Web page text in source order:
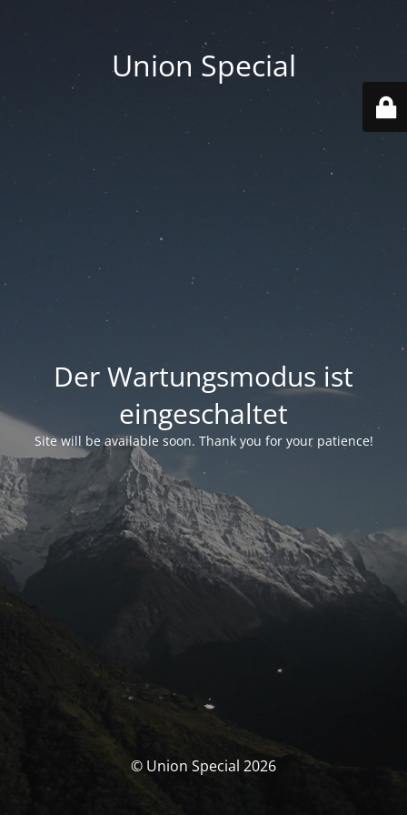
Union Special
Der Wartungsmodus ist
eingeschaltet
Site will be available soon. Thank you for your patience!
© Union Special 2026